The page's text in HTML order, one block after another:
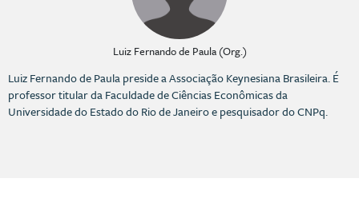
Luiz Fernando de Paula (Org.)
Luiz Fernando de Paula preside a Associação Keynesiana Brasileira. É
professor titular da Faculdade de Ciências Econômicas da
Universidade do Estado do Rio de Janeiro e pesquisador do CNPq.